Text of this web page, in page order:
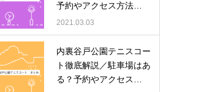
予約やアクセス方法…
2021.03.03
内裏谷戸公園テニスコー
ト徹底解説／駐車場はあ
る？予約やアクセス…